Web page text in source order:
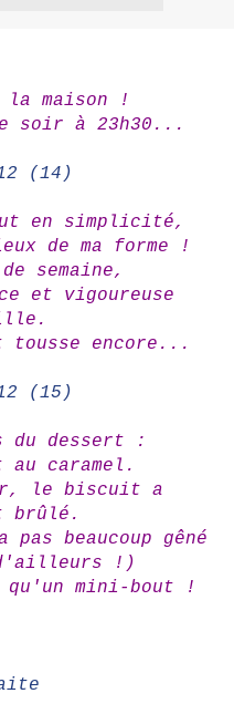
maison !
soir à 23h30...
en simplicité,
de ma forme !
semaine,
et vigoureuse
tousse encore...
du dessert :
caramel.
le biscuit a
brûlé.
pas beaucoup gêné
d'ailleurs !)
mini-bout !